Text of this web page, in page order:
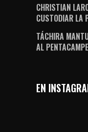
CHRISTIAN
CUSTODIAR LA
TÁCHIRA
AL
EN